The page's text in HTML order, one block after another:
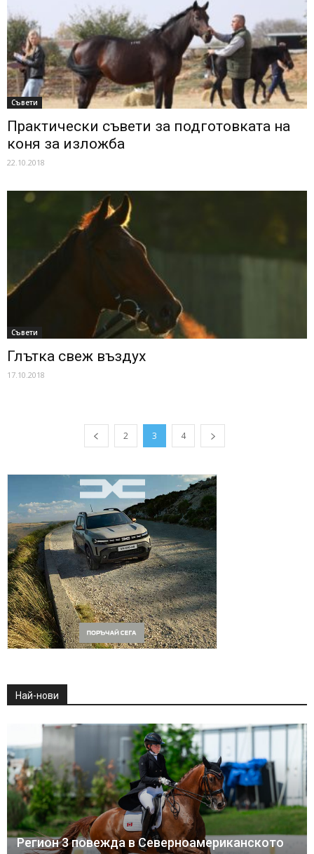
Съвети
Практически съвети за подготовката на
коня за изложба
22.10.2018
Съвети
Глътка свеж въздух
17.10.2018
2 3 4
Най-нови
Регион 3 повежда в Северноамериканското